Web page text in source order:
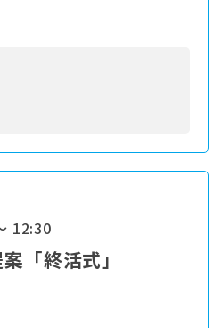
12:30
「終活式」